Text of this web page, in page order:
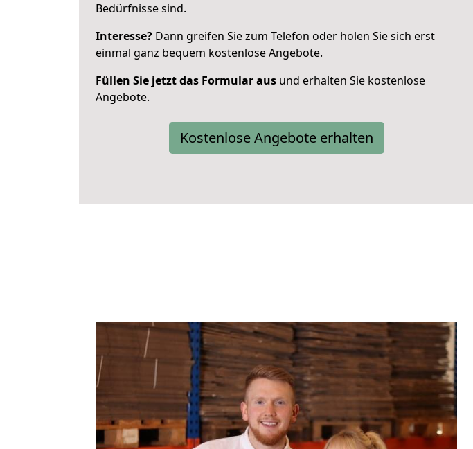
Bedürfnisse sind.
Interesse? Dann greifen Sie zum Telefon oder holen Sie sich erst
einmal ganz bequem kostenlose Angebote.
Füllen Sie jetzt das Formular aus und erhalten Sie kostenlose
Angebote.
Kostenlose Angebote erhalten